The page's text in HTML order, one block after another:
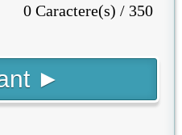
0 Caractere(s) / 350